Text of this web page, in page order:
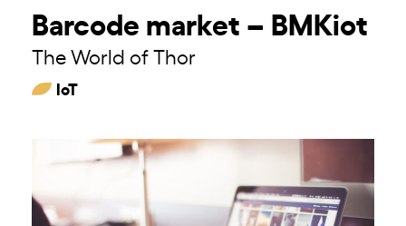
Barcode market – BMKiot
The World of Thor
IoT